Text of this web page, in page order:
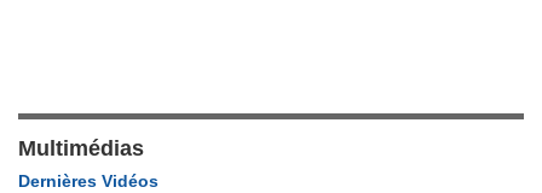
Multimédias
Dernières Vidéos